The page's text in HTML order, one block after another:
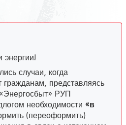
энергии!
случаи, когда
представляясь
РУП
необходимости «в
(переоформить)